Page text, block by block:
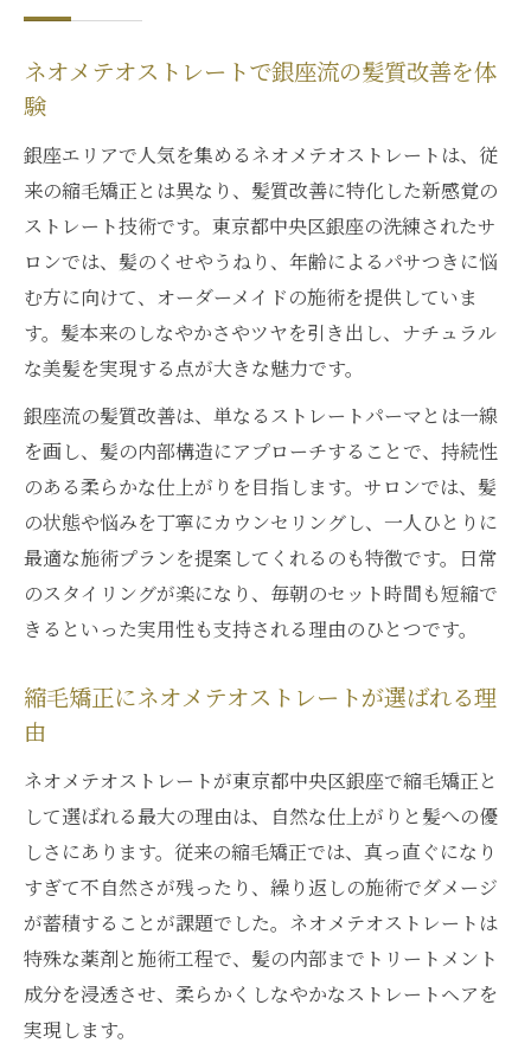
自然な艶髪を導くネオメテオストレート体験
秘密
縮毛矯正で失敗しないためのネオメテオス
トレート体験談
ネオメテオストレートが生む柔らかな手触
口コミで話題の自然美髪をネオメテオで実
ネオメテオストレート体験者のリアルな感
想とは
縮毛矯正ならネオメテオストレートがおすすめ
の理由
ネオメテオストレートの縮毛矯正が優れて
いる点
違い
正を実現
口コミで広がるネオメテオストレートの人
気理由
ネオメテオストレートの取扱店選びで失敗
しないコツ
柔らかい仕上がりを求める方へ新提案
ネオメテオストレートで柔らかい質感を楽
しむ方法
ネオメテオストレートで銀座流の髪質改善を体
験
銀座エリアで人気を集めるネオメテオストレートは、従
来の縮毛矯正とは異なり、髪質改善に特化した新感覚の
ストレート技術です。東京都中央区銀座の洗練されたサ
ロンでは、髪のくせやうねり、年齢によるパサつきに悩
む方に向けて、オーダーメイドの施術を提供していま
す。髪本来のしなやかさやツヤを引き出し、ナチュラル
な美髪を実現する点が大きな魅力です。
銀座流の髪質改善は、単なるストレートパーマとは一線
を画し、髪の内部構造にアプローチすることで、持続性
のある柔らかな仕上がりを目指します。サロンでは、髪
の状態や悩みを丁寧にカウンセリングし、一人ひとりに
最適な施術プランを提案してくれるのも特徴です。日常
のスタイリングが楽になり、毎朝のセット時間も短縮で
きるといった実用性も支持される理由のひとつです。
縮毛矯正にネオメテオストレートが選ばれる理
由
ネオメテオストレートが東京都中央区銀座で縮毛矯正と
して選ばれる最大の理由は、自然な仕上がりと髪への優
しさにあります。従来の縮毛矯正では、真っ直ぐになり
すぎて不自然さが残ったり、繰り返しの施術でダメージ
が蓄積することが課題でした。ネオメテオストレートは
特殊な薬剤と施術工程で、髪の内部までトリートメント
成分を浸透させ、柔らかくしなやかなストレートヘアを
実現します。